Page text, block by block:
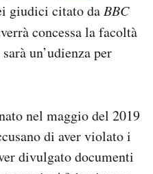
giudici citato da BBC
concessa la facoltà
un’udienza per
nel maggio del 2019
di aver violato i
divulgato documenti